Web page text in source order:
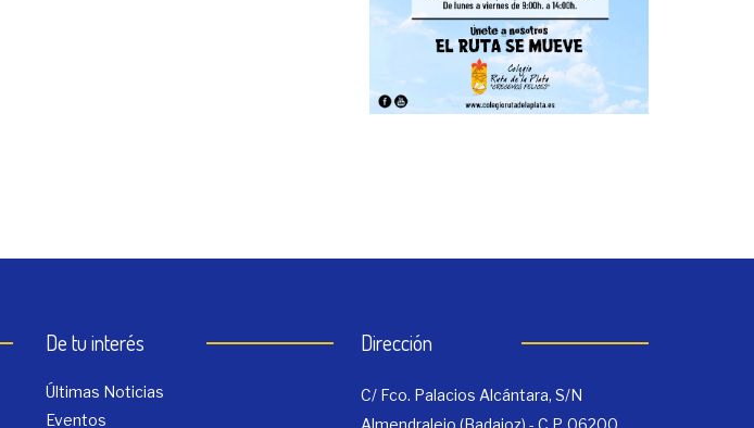
De tu interés
Últimas Noticias
Eventos
Dirección
C/ Fco. Palacios Alcántara, S/N